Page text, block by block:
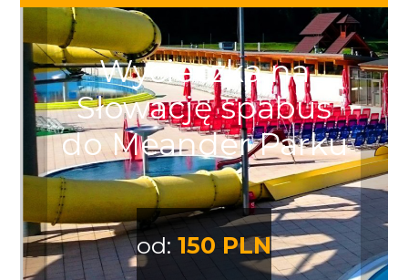
Wycieczka na
Słowację spabus
do Meander Parku
od: 150 PLN